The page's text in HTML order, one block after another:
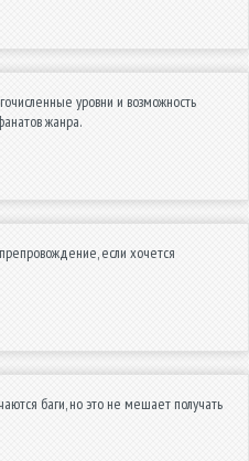
уровни и возможность
жанра.
если хочется
баги, но это не мешает получать